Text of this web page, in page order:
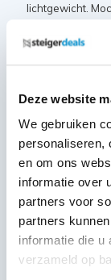
Deze website
We gebruiken
personaliseren,
en om ons
informatie over
partners voor
partners
informatie die u
verzameld op
lichtgewicht.
beschadigd
Afmeting
Eenvoudig
U kunt deze